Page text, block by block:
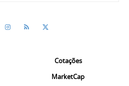
Cotações
MarketCap